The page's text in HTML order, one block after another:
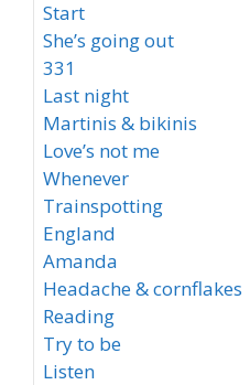
Start
She’s going out
331
Last night
Martinis & bikinis
Love’s not me
Whenever
Trainspotting
England
Amanda
Headache & cornflakes
Reading
Try to be
Listen